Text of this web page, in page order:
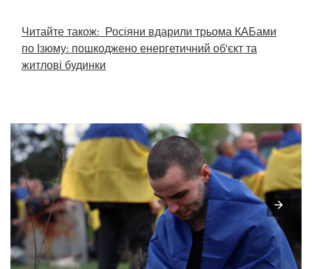
Читайте також: Росіяни вдарили трьома КАБами
по Ізюму: пошкоджено енергетичний об'єкт та
житлові будинки